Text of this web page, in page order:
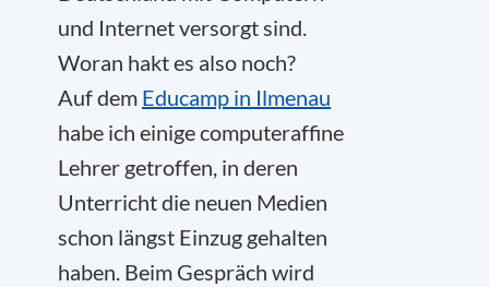
und Internet versorgt sind.
Woran hakt es also noch?
Auf dem Educamp in Ilmenau
habe ich einige computeraffine
Lehrer getroffen, in deren
Unterricht die neuen Medien
schon längst Einzug gehalten
haben. Beim Gespräch wird